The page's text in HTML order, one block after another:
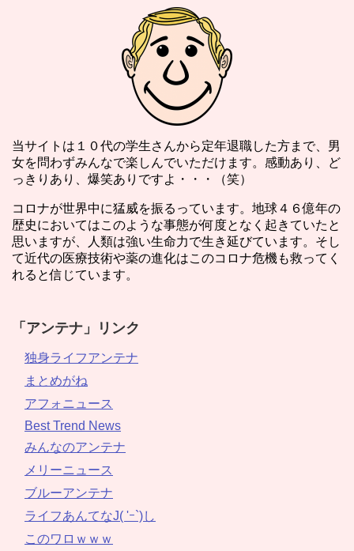
当サイトは１０代の学生さんから定年退職した方まで、男
女を問わずみんなで楽しんでいただけます。感動あり、ど
っきりあり、爆笑ありですよ・・・（笑）
コロナが世界中に猛威を振るっています。地球４６億年の
歴史においてはこのような事態が何度となく起きていたと
思いますが、人類は強い生命力で生き延びています。そし
て近代の医療技術や薬の進化はこのコロナ危機も救ってく
れると信じています。
「アンテナ」リンク
独身ライフアンテナ
まとめがね
アフォニュース
Best Trend News
みんなのアンテナ
メリーニュース
ブルーアンテナ
ライフあんてなJ( 'ｰ`)し
このワロｗｗｗ